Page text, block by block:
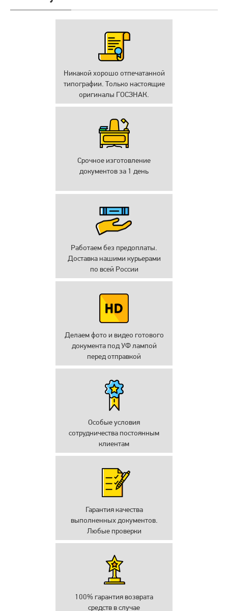
Никакой хорошо отпечатанной
типографии. Только настоящие
оригиналы ГОСЗНАК.
Срочное изготовление
документов за 1 день
Работаем без предоплаты.
Доставка нашими курьерами
по всей России
Делаем фото и видео готового
документа под УФ лампой
перед отправкой
Особые условия
сотрудничества постоянным
клиентам
Гарантия качества
выполненных документов.
Любые проверки
100% гарантия возврата
средств в случае